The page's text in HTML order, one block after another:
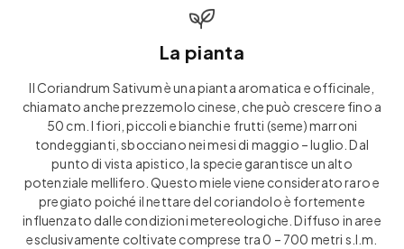
La pianta
Il Coriandrum Sativum è una pianta aromatica e officinale,
chiamato anche prezzemolo cinese, che può crescere fino a
50 cm. I fiori, piccoli e bianchi e frutti (seme) marroni
tondeggianti, sbocciano nei mesi di maggio – luglio. Dal
punto di vista apistico, la specie garantisce un alto
potenziale mellifero. Questo miele viene considerato raro e
pregiato poiché il nettare del coriandolo è fortemente
influenzato dalle condizioni metereologiche. Diffuso in aree
esclusivamente coltivate comprese tra 0 – 700 metri s.l.m.